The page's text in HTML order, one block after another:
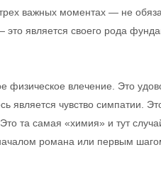
важных моментах — не
это является своего рода
физическое влечение. Это
является чувство симпатии.
та самая «химия» и тут
романа или первым